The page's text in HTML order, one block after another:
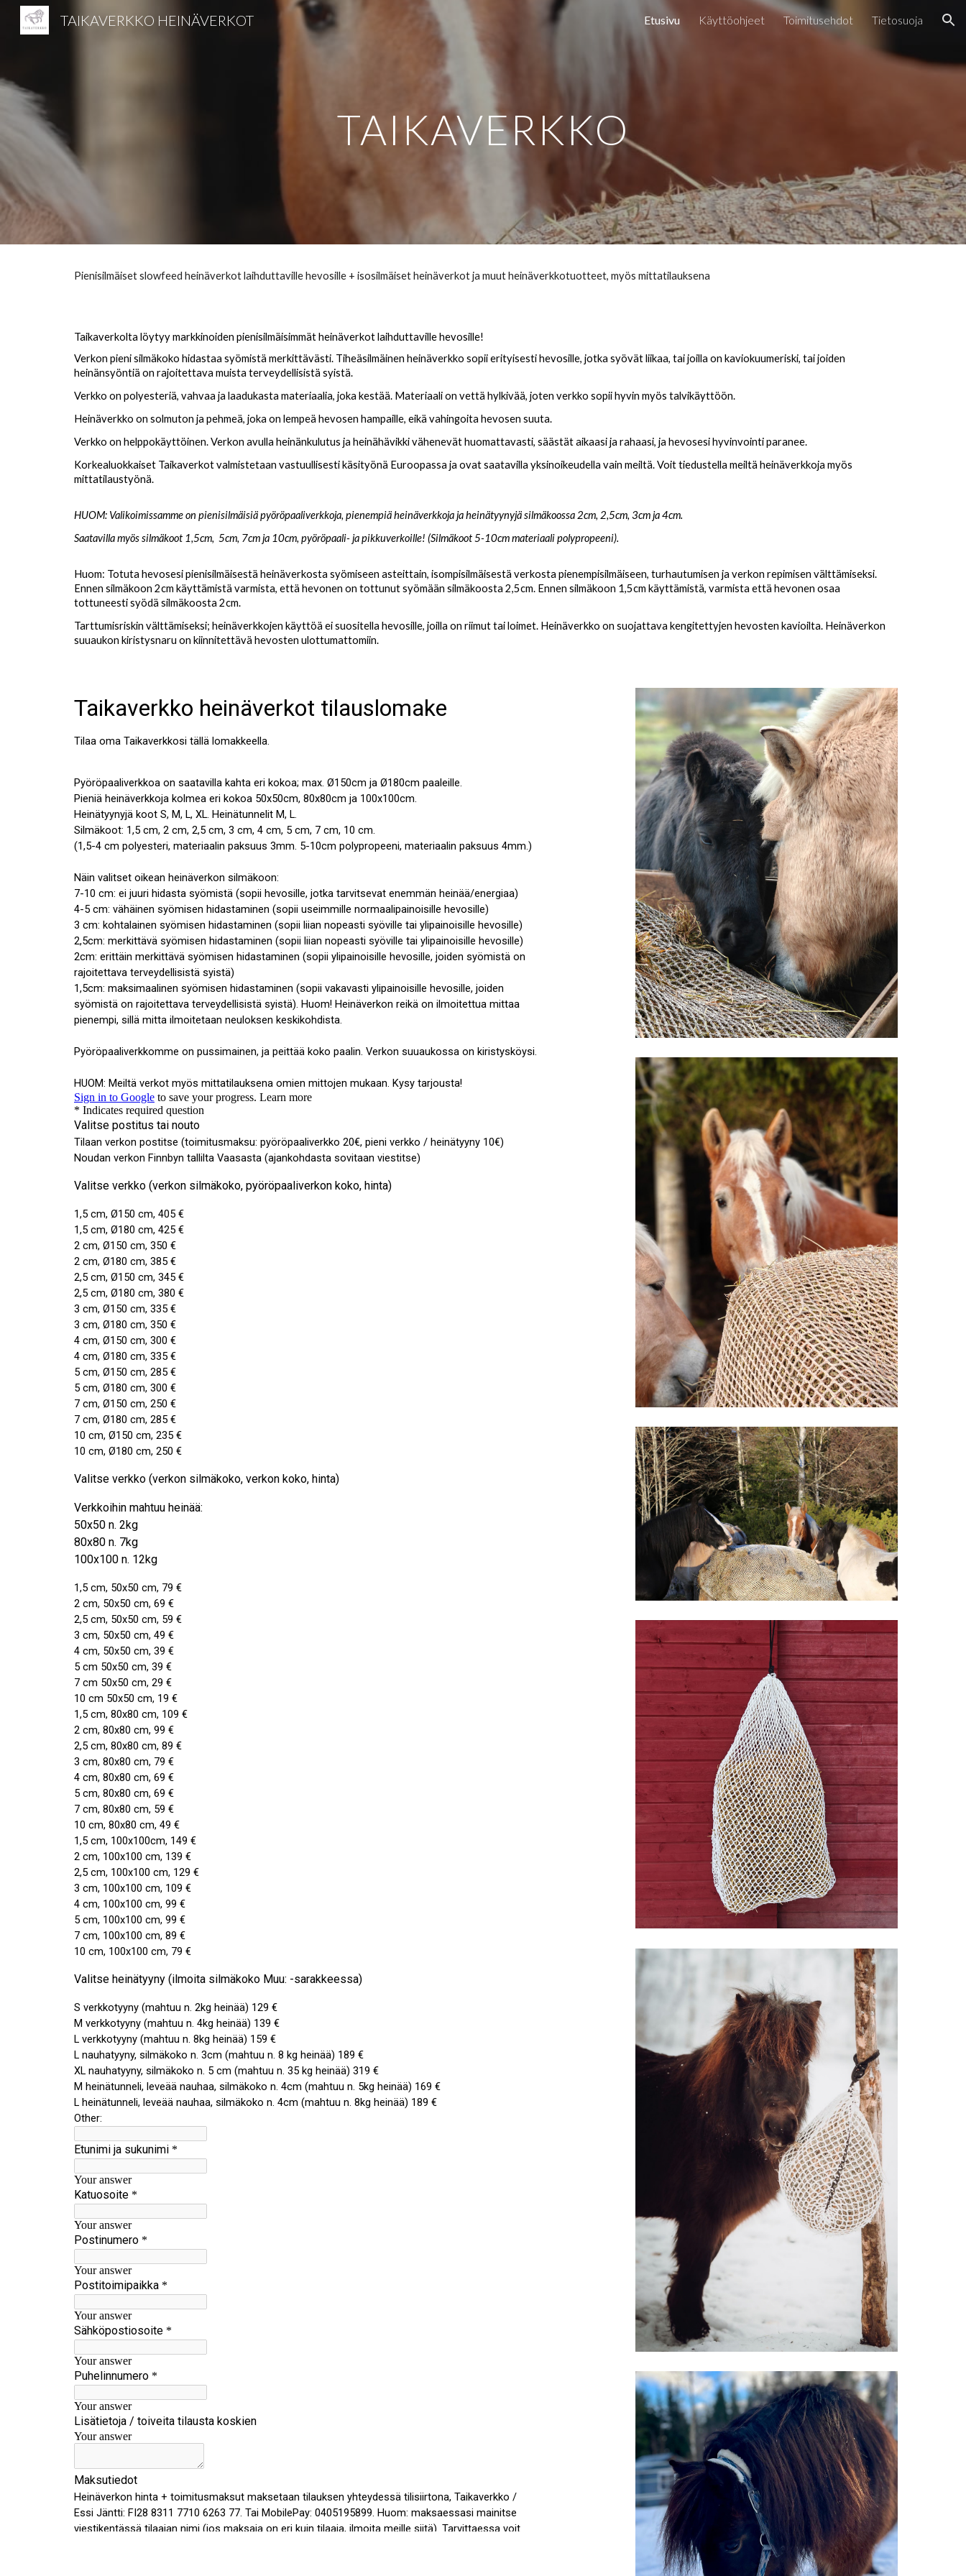
Skip to main content Skip to navigation
TAIKAVERKKO HEINÄVERKOT Etusivu Käyttöohjeet Toimitusehdot Tietosuoja
TAIKAVERKKO
Pienisilmäiset slowfeed heinäverkot laihduttaville hevosille + isosilmäiset heinäverkot ja muut heinäverkkotuotteet, myös mittatilauksena
Taikaverkolta löytyy markkinoiden pienisilmäisimmät heinäverkot laihduttaville hevosille!
Verkon pieni silmäkoko hidastaa syömistä merkittävästi. Tiheäsilmäinen heinäverkko sopii erityisesti hevosille, jotka syövät liikaa, tai joilla on kaviokuumeriski, tai joiden
heinänsyöntiä on rajoitettava muista terveydellisistä syistä.
Verkko on polyesteriä, vahvaa ja laadukasta materiaalia, joka kestää. Materiaali on vettä hylkivää, joten verkko sopii hyvin myös talvikäyttöön.
Heinäverkko on solmuton ja pehmeä, joka on lempeä hevosen hampaille, eikä vahingoita hevosen suuta.
Verkko on helppokäyttöinen. Verkon avulla heinänkulutus ja heinähävikki vähenevät huomattavasti, säästät aikaasi ja rahaasi, ja hevosesi hyvinvointi paranee.
Korkealuokkaiset Taikaverkot valmistetaan vastuullisesti käsityönä Euroopassa ja ovat saatavilla yksinoikeudella vain meiltä. Voit tiedustella meiltä heinäverkkoja myös
mittatilaustyönä.
HUOM: Valikoimissamme on pienisilmäisiä pyöröpaaliverkkoja, pienempiä heinäverkkoja ja heinätyynyjä silmäkoossa 2cm, 2,5cm, 3cm ja 4cm.
Saatavilla myös silmäkoot 1,5cm, 5cm, 7cm ja 10cm, pyöröpaali- ja pikkuverkoille! (Silmäkoot 5-10cm materiaali polypropeeni).
Huom: Totuta hevosesi pienisilmäisestä heinäverkosta syömiseen asteittain, isompisilmäisestä verkosta pienempisilmäiseen, turhautumisen ja verkon repimisen välttämiseksi.
Ennen silmäkoon 2cm käyttämistä varmista, että hevonen on tottunut syömään silmäkoosta 2,5cm. Ennen silmäkoon 1,5cm käyttämistä, varmista että hevonen osaa
tottuneesti syödä silmäkoosta 2cm.
Tarttumisriskin välttämiseksi; heinäverkkojen käyttöä ei suositella hevosille, joilla on riimut tai loimet. Heinäverkko on suojattava kengitettyjen hevosten kavioilta. Heinäverkon
suuaukon kiristysnaru on kiinnitettävä hevosten ulottumattomiin.